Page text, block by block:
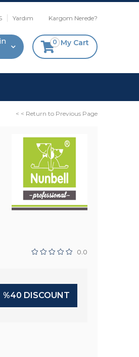
Yardım Kargom Nerede?
My Cart
0
< < Return to Previous Page
0.0
%40 DISCOUNT